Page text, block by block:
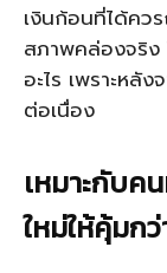
เงินก้อนที่ได้คว
สภาพคล่องจริง
อะไร เพราะหลั
ต่อเนื่อง
เหมาะกับค
ใหม่ให้คุ้มก